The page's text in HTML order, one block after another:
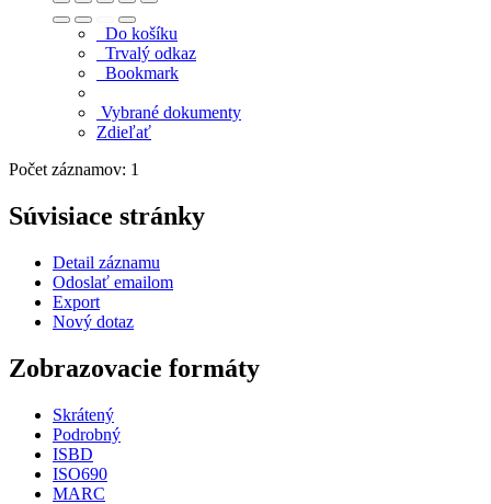
Do košíku
Trvalý odkaz
Bookmark
Vybrané dokumenty
Zdieľať
Počet záznamov: 1
Súvisiace stránky
Detail záznamu
Odoslať emailom
Export
Nový dotaz
Zobrazovacie formáty
Skrátený
Podrobný
ISBD
ISO690
MARC